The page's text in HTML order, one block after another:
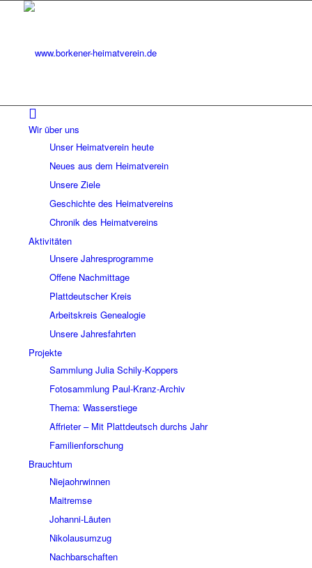
Wir über uns
Unser Heimatverein heute
Neues aus dem Heimatverein
Unsere Ziele
Geschichte des Heimatvereins
Chronik des Heimatvereins
Aktivitäten
Unsere Jahresprogramme
Offene Nachmittage
Plattdeutscher Kreis
Arbeitskreis Genealogie
Unsere Jahresfahrten
Projekte
Sammlung Julia Schily-Koppers
Fotosammlung Paul-Kranz-Archiv
Thema: Wasserstiege
Affrieter – Mit Plattdeutsch durchs Jahr
Familienforschung
Brauchtum
Niejaohrwinnen
Maitremse
Johanni-Läuten
Nikolausumzug
Nachbarschaften